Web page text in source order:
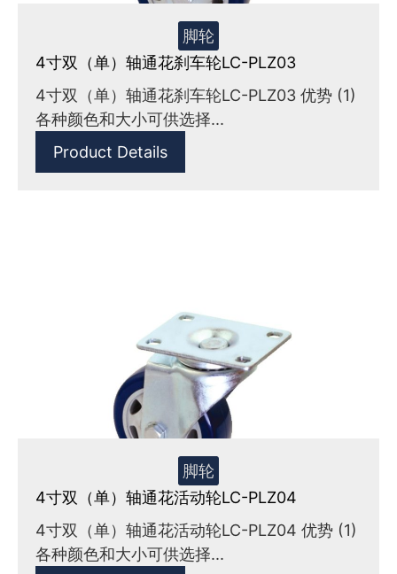
脚轮
4寸双（单）轴通花刹车轮LC-PLZ03
4寸双（单）轴通花刹车轮LC-PLZ03 优势 (1)
各种颜色和大小可供选择...
Product Details
脚轮
4寸双（单）轴通花活动轮LC-PLZ04
4寸双（单）轴通花活动轮LC-PLZ04 优势 (1)
各种颜色和大小可供选择...